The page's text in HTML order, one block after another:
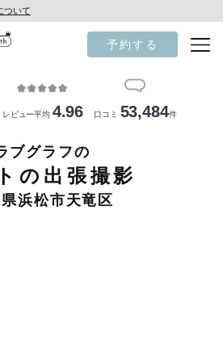
ついて
予約する
レビュー平均 4.96 口コミ 53,484件
ブグラフの
の出張撮影
浜松市天竜区